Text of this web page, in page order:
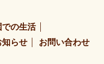
での生活
知らせ お問い合わせ